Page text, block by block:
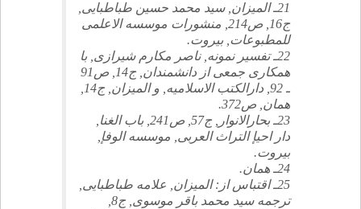
21ـ الميزان, سيد محمد حسين طباطبايى,
ج16, ص214, منشورات موسسه الاعلمى
للمطبوعات, بيروت.
22ـ تفسير نمونه, ناصر مكارم شيرازى, با
همكارى جمعى از دانشمندان, ج14, ص91
همان, ص372.
23ـ بحارالانوار, ج57, ص241, باب الغنا,
دار احيإ التراث العربى, موسسه الوفإ,
بيروت.
24ـ همان.
25ـ اقتباس از: الميزان, علامه طباطبايى,
ترجمه سيد محمد باقر موسوى, ج8,